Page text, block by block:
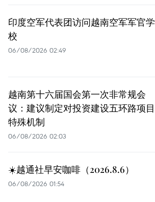
印度空军代表团访问越南空军军官学
校
06/08/2026 02:49
越南第十六届国会第一次非常规会
议：建议制定对投资建设五环路项目
特殊机制
06/08/2026 02:03
☀️越通社早安咖啡（2026.8.6）
06/08/2026 01:54